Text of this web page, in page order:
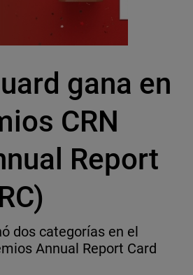
gana en
CRN
Report
dos categorías en el
Annual Report Card